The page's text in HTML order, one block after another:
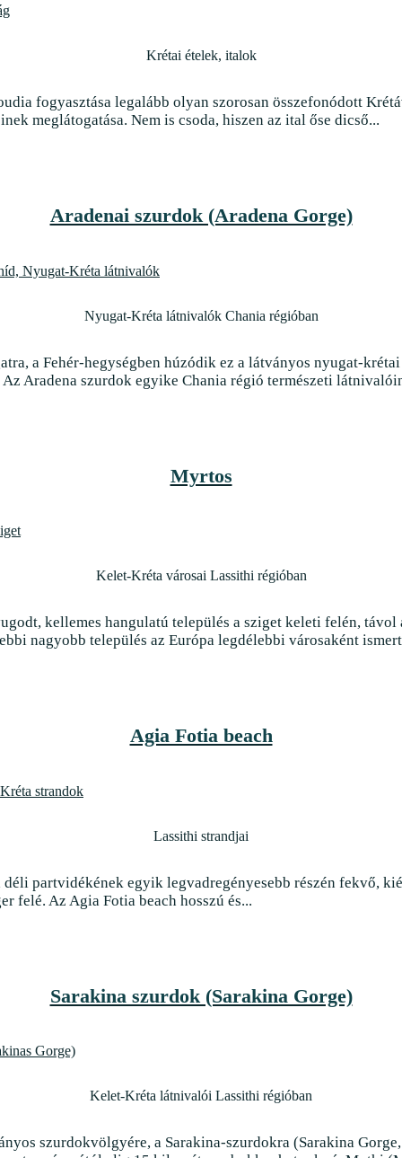
Krétai ételek, italok
fogyasztása legalább olyan szorosan összefonódott
meglátogatása. Nem is csoda, hiszen az ital őse dicső...
Aradenai szurdok (Aradena Gorge)
Nyugat-Kréta látnivalók Chania régióban
a Fehér-hegységben húzódik ez a látványos nyugat-
Aradena szurdok egyike Chania régió természeti
Myrtos
Kelet-Kréta városai Lassithi régióban
kellemes hangulatú település a sziget keleti felén, távol
nagyobb település az Európa legdélebbi városaként
Agia Fotia beach
Lassithi strandjai
partvidékének egyik legvadregényesebb részén fekvő,
felé. Az Agia Fotia beach hosszú és...
Sarakina szurdok (Sarakina Gorge)
Kelet-Kréta látnivalói Lassithi régióban
szurdokvölgyére, a Sarakina-szurdokra (Sarakina